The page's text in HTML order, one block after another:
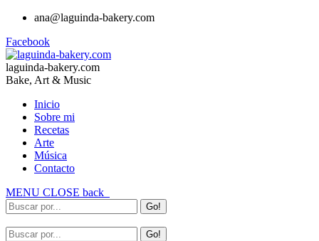
ana@laguinda-bakery.com
Facebook
laguinda-bakery.com
Bake, Art & Music
Inicio
Sobre mi
Recetas
Arte
Música
Contacto
MENU CLOSE back